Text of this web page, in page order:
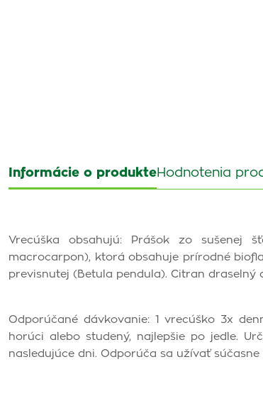
Informácie o produkteHodnotenia
Vrecúška obsahujú: Prášok zo sušenej
macrocarpon), ktorá obsahuje prírodné
previsnutej (Betula pendula). Citran
Odporúčané dávkovanie: 1 vrecúško 3x
horúci alebo studený, najlepšie po jedle.
nasledujúce dni. Odporúča sa užívať